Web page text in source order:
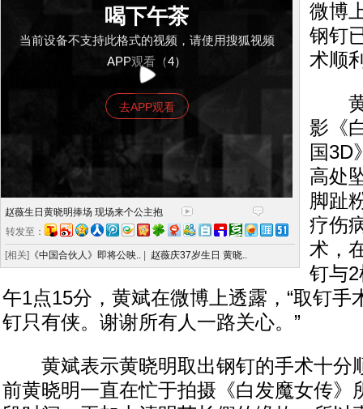
喝下午茶
当前设备不支持此格式的视频，请使用搜狐视频
APP观看（4）
去APP观看
赵薇生日黄晓明捧场 现场来个公主抱
转发至：
[相关] 《中国合伙人》即将公映.. 赵薇庆37岁生日 黄晓..
微博
钢钉
术顺
黄
影《
国3D
高处
脚趾
疗伤
术，
钉与
午1点15分，黄斌在微博上透露，“取钉手
钉只有侠。谢谢所有人一路关心。”
黄斌表示黄晓明取出钢钉的手术十分
前黄晓明一直在忙于拍摄《白发魔女传》